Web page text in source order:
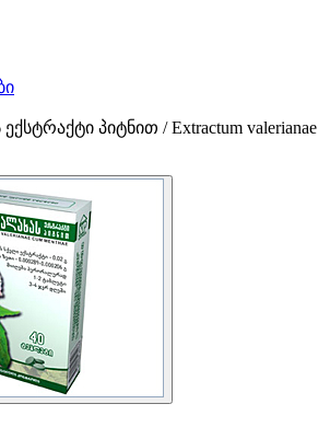
პიტნით / Extractum valerianae